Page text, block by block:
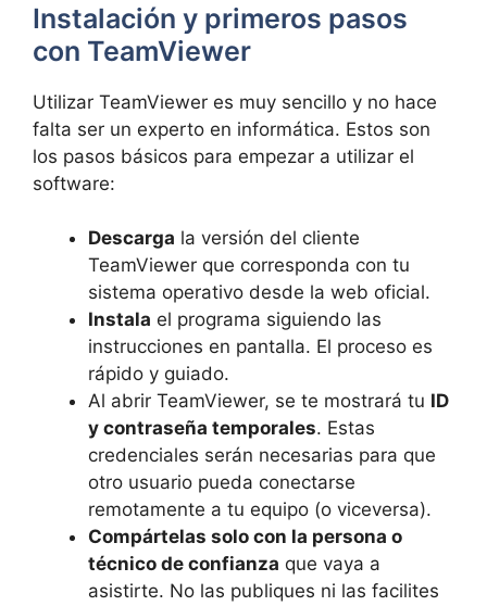
Instalación y primeros pasos
con TeamViewer
Utilizar TeamViewer es muy sencillo y no hace
falta ser un experto en informática. Estos son
los pasos básicos para empezar a utilizar el
software:
Descarga la versión del cliente
TeamViewer que corresponda con tu
sistema operativo desde la web oficial.
Instala el programa siguiendo las
instrucciones en pantalla. El proceso es
rápido y guiado.
Al abrir TeamViewer, se te mostrará tu ID
y contraseña temporales. Estas
credenciales serán necesarias para que
otro usuario pueda conectarse
remotamente a tu equipo (o viceversa).
Compártelas solo con la persona o
técnico de confianza que vaya a
asistirte. No las publiques ni las facilites